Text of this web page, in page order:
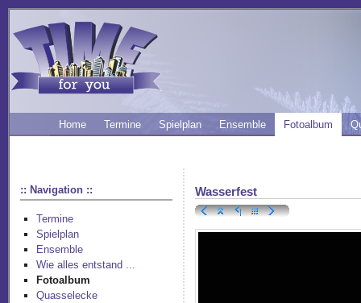
Home Termine Spielplan Ensemble Fotoalbum
:: Navigation ::
Termine
Spielplan
Ensemble
Wie alles entstand ...
Fotoalbum
Quasselecke
Wasserfest